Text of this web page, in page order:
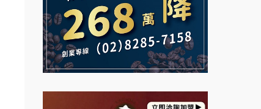
冰封仙果加盟說明會
Ramble Café 漫步藍咖啡加盟
說明會
微風亭鐵板燒加盟說明會
鮮茶道加盟說明會
韓金量加盟說明會
義氣豐發雞加盟說明會
Mr.Wish加盟說明會